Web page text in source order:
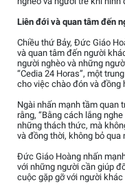
Liên đới và quan tâm đến
Chiều thứ Bảy, Đức Giáo
và quan tâm đến người
người nghèo và những
“Cedia 24 Horas”, một
cho việc chào đón và đồng
Ngài nhấn mạnh tầm quan
rằng, “Bằng cách lắng
những thách thức, mà
và đồng thời, không bỏ qua
Đức Giáo Hoàng nhấn
với những người cần giúp
cuộc gặp gỡ với người